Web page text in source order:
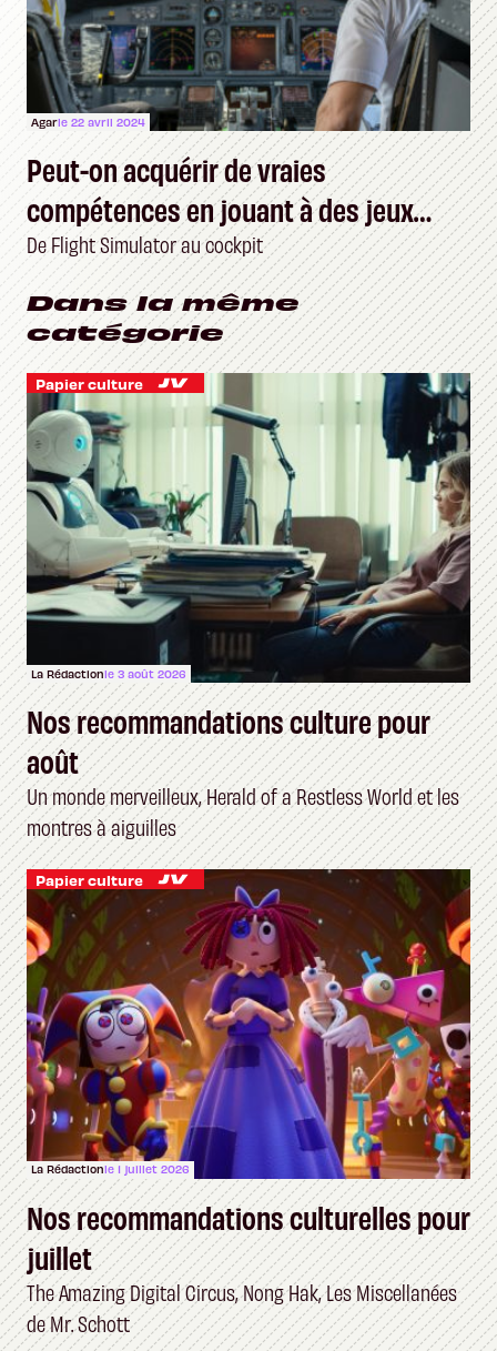
Agarle 22 avril 2024
Peut-on acquérir de vraies
compétences en jouant à des jeux
vidéo ?
De Flight Simulator au cockpit
Dans la même
catégorie
Papier culture
La Rédactionle 3 août 2026
Nos recommandations culture pour
août
Un monde merveilleux, Herald of a Restless World et les
montres à aiguilles
Papier culture
La Rédactionle 1 juillet 2026
Nos recommandations culturelles pour
juillet
The Amazing Digital Circus, Nong Hak, Les Miscellanées
de Mr. Schott